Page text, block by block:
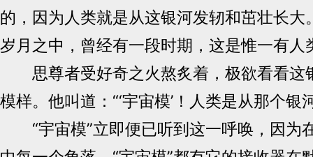
的，因为人类就是从这银河发轫和茁壮长大
岁月之中，曾经有一段时期，这是惟一有人
思尊者受好奇之火熬炙着，极欲看看这
模样。他叫道：“‘宇宙模’！人类是从那个银
“宇宙模”立即便已听到这一呼唤，因为